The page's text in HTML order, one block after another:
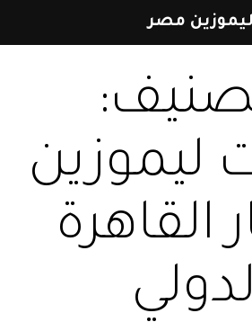
إلى
المحتوى
ليموزين
القاهرة
ليموزين مصر